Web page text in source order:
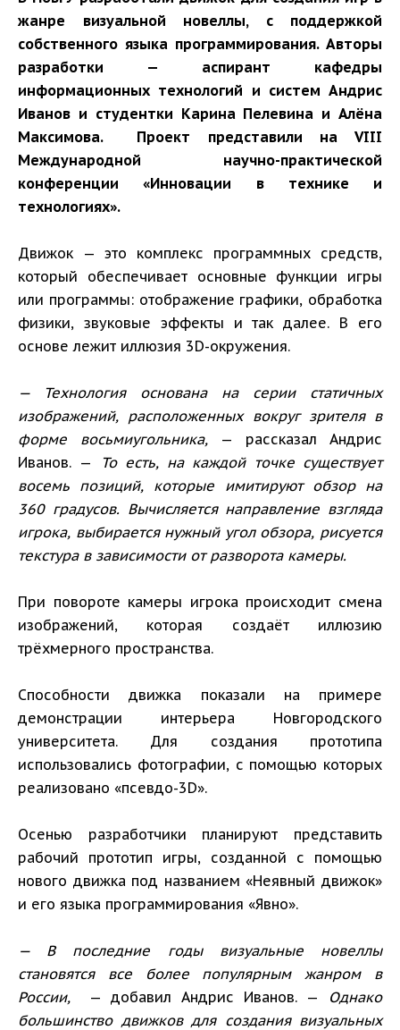
жанре визуальной новеллы, с поддержкой
собственного языка программирования. Авторы
разработки — аспирант кафедры
информационных технологий и систем Андрис
Иванов и студентки Карина Пелевина и Алёна
Максимова. Проект представили на VIII
Международной научно-практической
конференции «Инновации в технике и
технологиях».
Движок — это комплекс программных средств,
который обеспечивает основные функции игры
или программы: отображение графики, обработка
физики, звуковые эффекты и так далее. В его
основе лежит иллюзия 3D-окружения.
— Технология основана на серии статичных
изображений, расположенных вокруг зрителя в
форме восьмиугольника, — рассказал Андрис
Иванов. —
То есть, на каждой точке существует
восемь позиций, которые имитируют обзор на
360 градусов. Вычисляется направление взгляда
игрока, выбирается нужный угол обзора, рисуется
текстура в зависимости от разворота камеры.
При повороте камеры игрока происходит смена
изображений, которая создаёт иллюзию
трёхмерного пространства.
Способности движка показали на примере
демонстрации интерьера Новгородского
университета. Для создания прототипа
использовались фотографии, с помощью которых
реализовано «псевдо-3D».
Осенью разработчики планируют представить
рабочий прототип игры, созданной с помощью
нового движка под названием «Неявный движок»
и его языка программирования «Явно».
— В последние годы визуальные новеллы
становятся все более популярным жанром в
России, — добавил Андрис Иванов. —
Однако
большинство движков для создания визуальных